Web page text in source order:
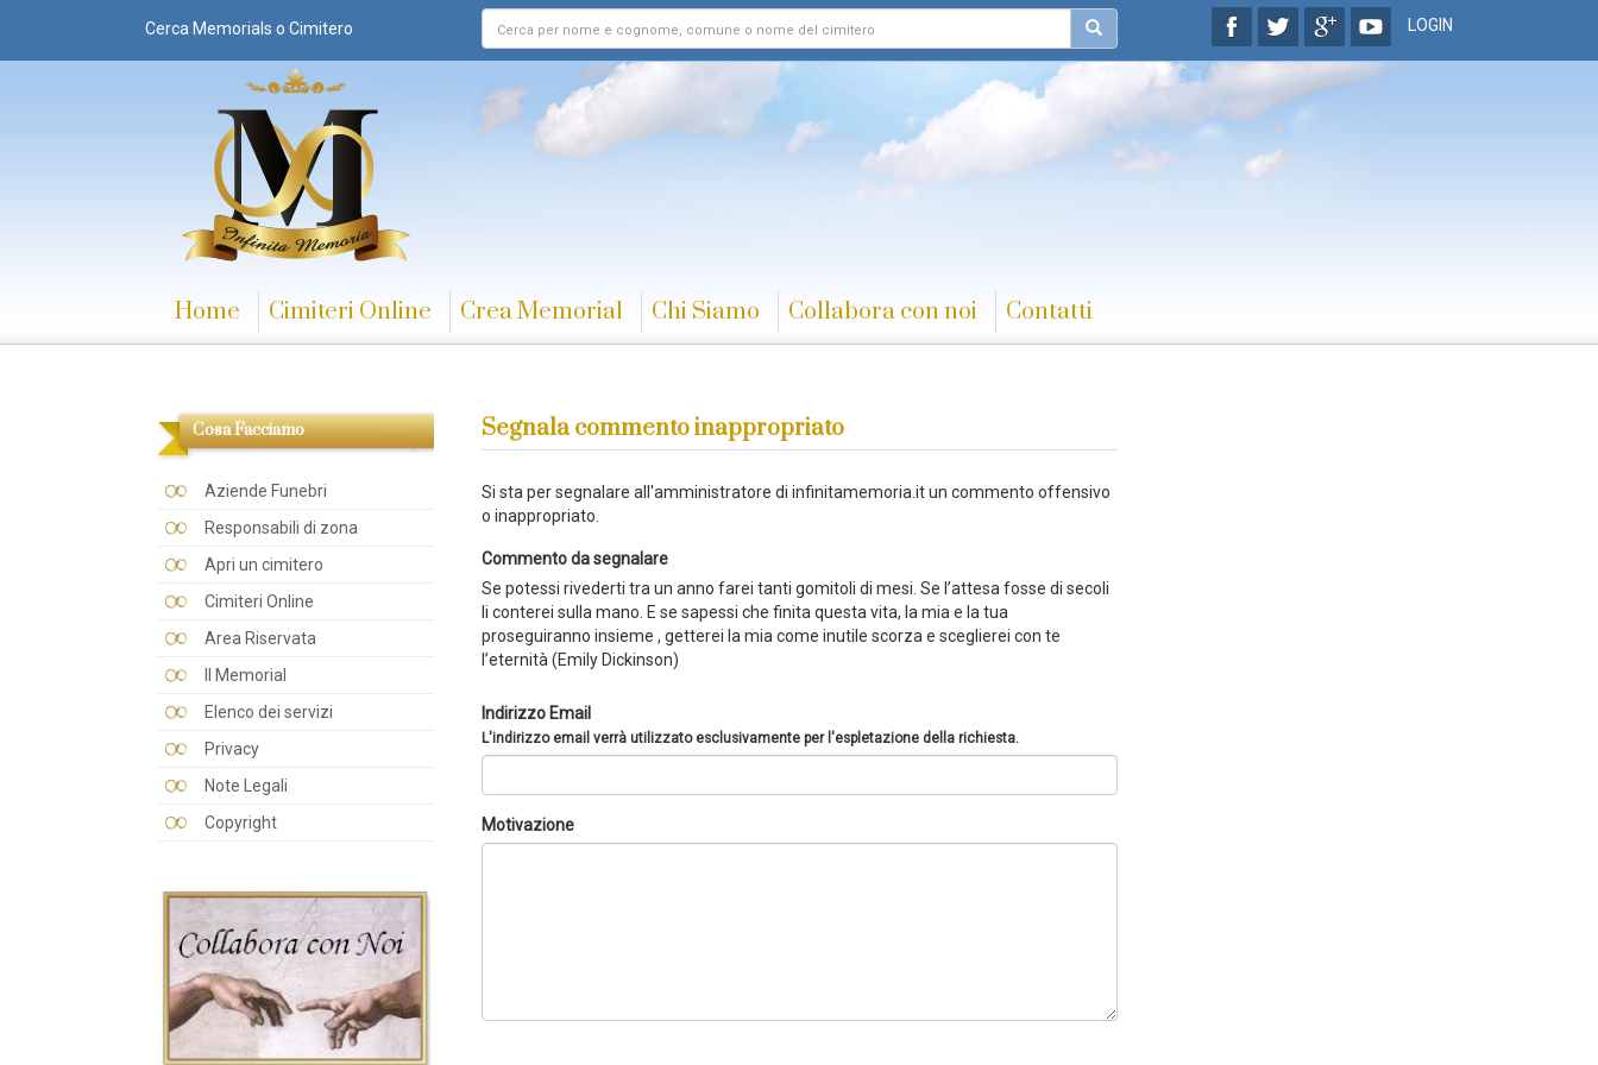
Cerca Memorials o Cimitero LOGIN
Home Cimiteri Online Crea Memorial Chi Siamo Collabora con noi Contatti
Cosa Facciamo
Aziende Funebri
Responsabili di zona
Apri un cimitero
Cimiteri Online
Area Riservata
Il Memorial
Elenco dei servizi
Privacy
Note Legali
Copyright
Segnala commento inappropriato
Si sta per segnalare all'amministratore di infinitamemoria.it un commento offensivo
o inappropriato.
Commento da segnalare
Se potessi rivederti tra un anno farei tanti gomitoli di mesi. Se l’attesa fosse di secoli
li conterei sulla mano. E se sapessi che finita questa vita, la mia e la tua
proseguiranno insieme , getterei la mia come inutile scorza e sceglierei con te
l’eternità (Emily Dickinson)
Indirizzo Email
L'indirizzo email verrà utilizzato esclusivamente per l'espletazione della richiesta.
Motivazione